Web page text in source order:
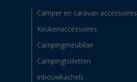
Camper en caravan accessoires
Keukenaccessoires
Campingmeubilair
Campingtoiletten
Inbouwkachels